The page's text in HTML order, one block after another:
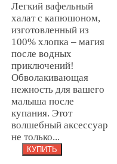
Легкий вафельный
халат с капюшоном,
изготовленный из
100% хлопка – магия
после водных
приключений!
Обволакивающая
нежность для вашего
малыша после
купания. Этот
волшебный аксессуар
не только...